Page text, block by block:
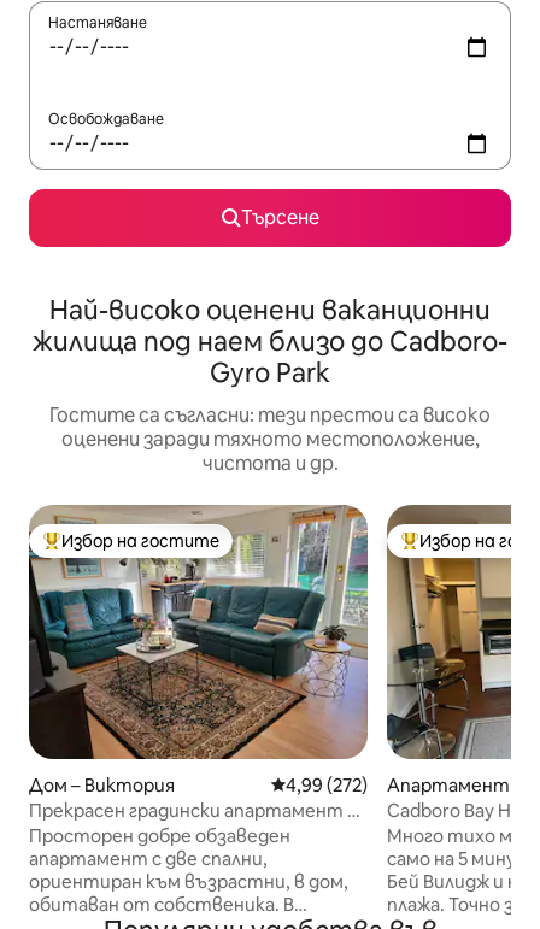
Настаняване
Освобождаване
Търсене
Най-високо оценени ваканционни
жилища под наем близо до Cadboro-
Gyro Park
Гостите са съгласни: тези престои са високо
оценени заради тяхното местоположение,
чистота и др.
Най-популярен избор на гостите
Избор на гостите
Дом – Виктория Средна оценка: 4,99 от 5,
4,99 (272)
Прекрасен градински апартамент с
две спални ви очаква!
Просторен добре обзаведен
апартамент с две спални,
ориентиран към възрастни, в дом,
обитаван от собственика. В
Най-популярен
Избор на
Апартамент за
иктория
Cadboro Bay
Много тихо
само на 5
Бей Вилидж и
плажа. Точно